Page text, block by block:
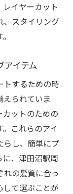
イヤーカット
、スタイリング
アイテム
トするための時
られていま
ットのための
これらのアイ
らし、簡単にプ
、津田沼駅周
の髪質に合っ
して選ぶことが